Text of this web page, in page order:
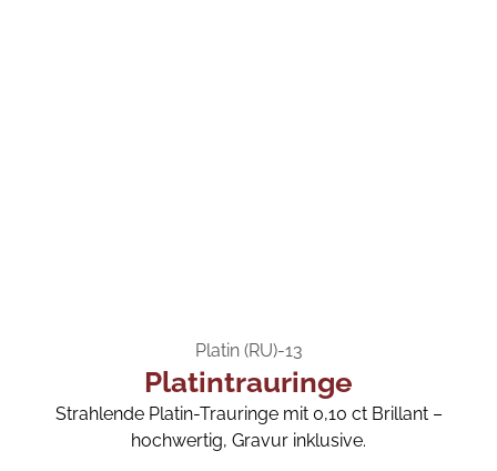
Platin (RU)-13
Platintrauringe
Strahlende Platin-Trauringe mit 0,10 ct Brillant –
hochwertig, Gravur inklusive.